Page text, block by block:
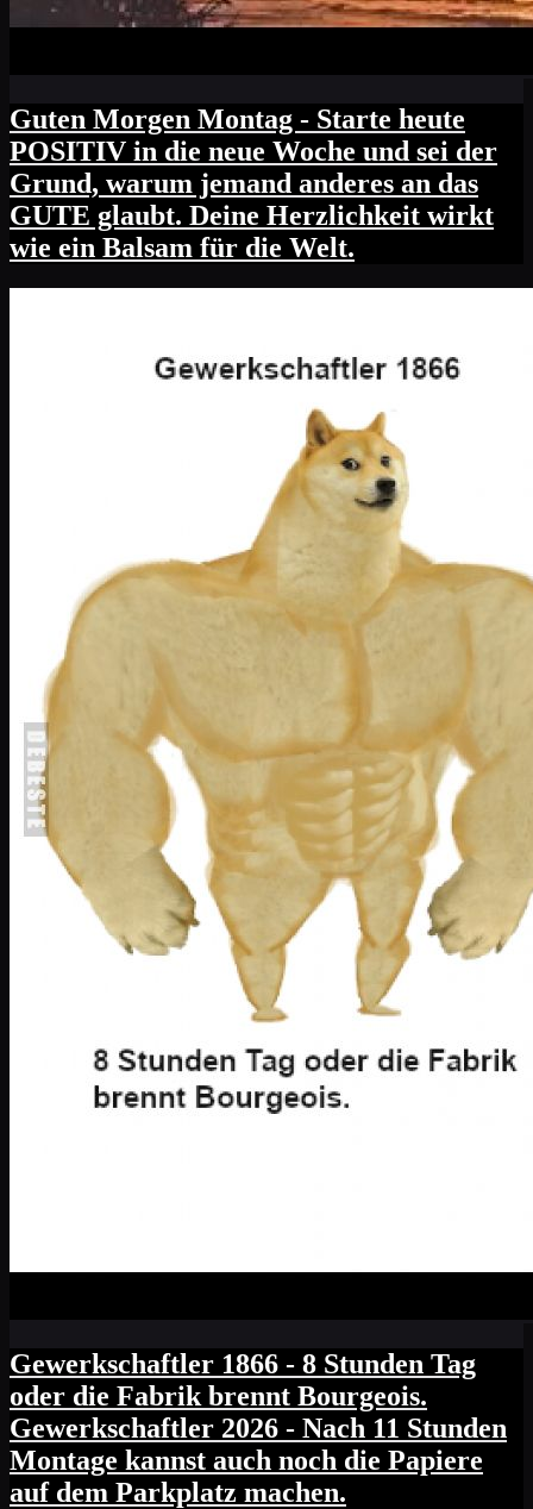
Guten Morgen Montag - Starte heute
POSITIV in die neue Woche und sei der
Grund, warum jemand anderes an das
GUTE glaubt. Deine Herzlichkeit wirkt
wie ein Balsam für die Welt.
Gewerkschaftler 1866 - 8 Stunden Tag
oder die Fabrik brennt Bourgeois.
Gewerkschaftler 2026 - Nach 11 Stunden
Montage kannst auch noch die Papiere
auf dem Parkplatz machen.